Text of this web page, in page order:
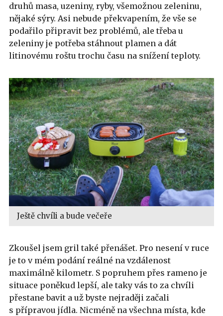
druhů masa, uzeniny, ryby, všemožnou zeleninu,
nějaké sýry. Asi nebude překvapením, že vše se
podařilo připravit bez problémů, ale třeba u
zeleniny je potřeba stáhnout plamen a dát
litinovému roštu trochu času na snížení teploty.
Ještě chvíli a bude večeře
Zkoušel jsem gril také přenášet. Pro nesení v ruce
je to v mém podání reálné na vzdálenost
maximálně kilometr. S popruhem přes rameno je
situace poněkud lepší, ale taky vás to za chvíli
přestane bavit a už byste nejraději začali
s přípravou jídla. Nicméně na všechna místa, kde